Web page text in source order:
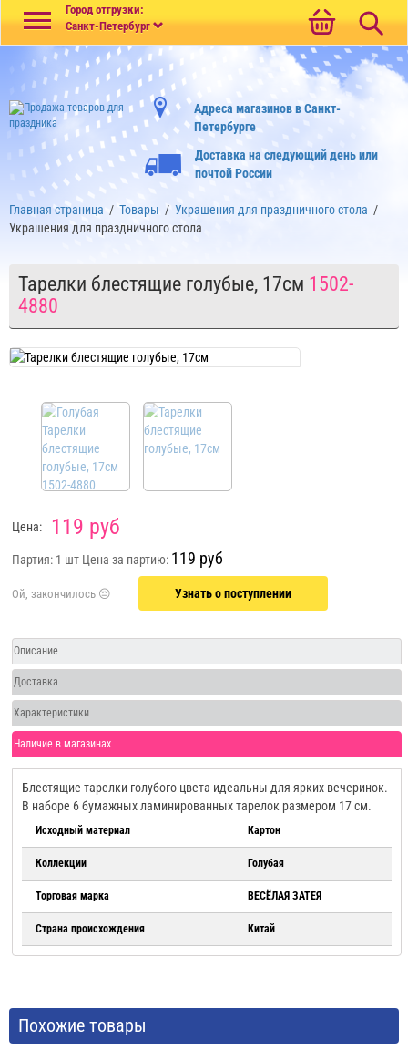
Город отгрузки:
Санкт-Петербург
Адреса магазинов в Санкт-
Петербурге
Доставка на следующий день или
почтой России
Главная страница / Товары / Украшения для праздничного стола /
Украшения для праздничного стола
Тарелки блестящие голубые, 17см 1502-
4880
Цена: 119 руб
Партия: 1 шт Цена за партию: 119 руб
Узнать о поступлении
Описание
Доставка
Характеристики
Наличие в магазинах
Блестящие тарелки голубого цвета идеальны для ярких вечеринок.
В наборе 6 бумажных ламинированных тарелок размером 17 см.
Исходный материал Картон
Коллекции Голубая
Торговая марка ВЕСЁЛАЯ ЗАТЕЯ
Страна происхождения Китай
Похожие товары